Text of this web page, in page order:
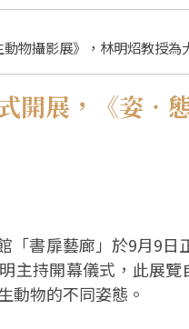
物攝影展》，林明炤教授為
開展，《姿‧
「書扉藝廊」於9月9
主持開幕儀式，此展
動物的不同姿態。